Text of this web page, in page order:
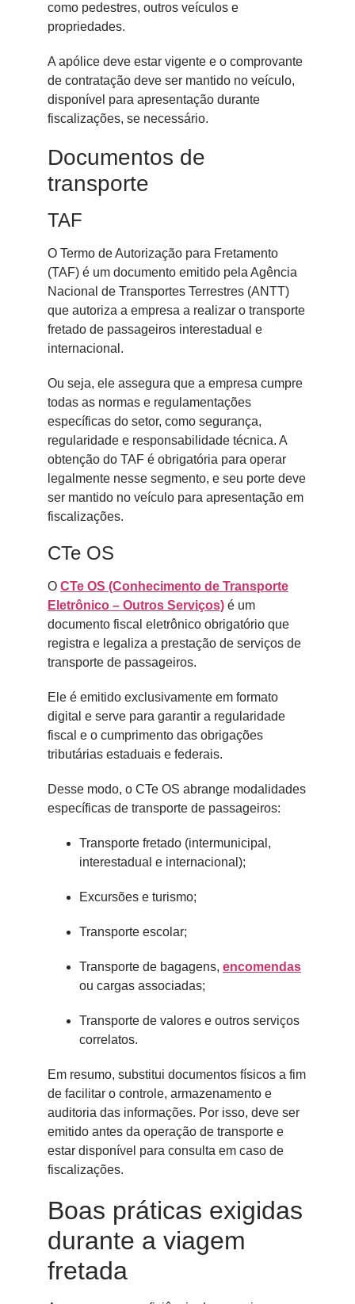
como pedestres, outros veículos e
propriedades.
A apólice deve estar vigente e o comprovante
de contratação deve ser mantido no veículo,
disponível para apresentação durante
fiscalizações, se necessário.
Documentos de
transporte
TAF
O Termo de Autorização para Fretamento
(TAF) é um documento emitido pela Agência
Nacional de Transportes Terrestres (ANTT)
que autoriza a empresa a realizar o transporte
fretado de passageiros interestadual e
internacional.
Ou seja, ele assegura que a empresa cumpre
todas as normas e regulamentações
específicas do setor, como segurança,
regularidade e responsabilidade técnica. A
obtenção do TAF é obrigatória para operar
legalmente nesse segmento, e seu porte deve
ser mantido no veículo para apresentação em
fiscalizações.
CTe OS
O CTe OS (Conhecimento de Transporte
Eletrônico – Outros Serviços) é um
documento fiscal eletrônico obrigatório que
registra e legaliza a prestação de serviços de
transporte de passageiros.
Ele é emitido exclusivamente em formato
digital e serve para garantir a regularidade
fiscal e o cumprimento das obrigações
tributárias estaduais e federais.
Desse modo, o CTe OS abrange modalidades
específicas de transporte de passageiros:
Transporte fretado (intermunicipal,
interestadual e internacional);
Excursões e turismo;
Transporte escolar;
Transporte de bagagens, encomendas
ou cargas associadas;
Transporte de valores e outros serviços
correlatos.
Em resumo, substitui documentos físicos a fim
de facilitar o controle, armazenamento e
auditoria das informações. Por isso, deve ser
emitido antes da operação de transporte e
estar disponível para consulta em caso de
fiscalizações.
Boas práticas exigidas
durante a viagem
fretada